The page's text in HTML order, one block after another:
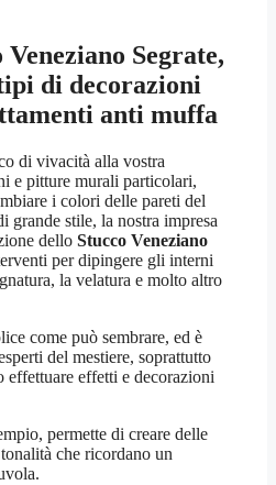
Veneziano Segrate,
di decorazioni
anti muffa
di vivacità alla vostra
e pitture murali particolari,
i colori delle pareti del
stile, la nostra impresa
dello Stucco Veneziano
per dipingere gli interni
la velatura e molto altro
come può sembrare, ed è
del mestiere, soprattutto
effetti e decorazioni
permette di creare delle
che ricordano un